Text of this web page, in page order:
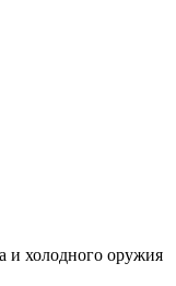
и холодного оружия